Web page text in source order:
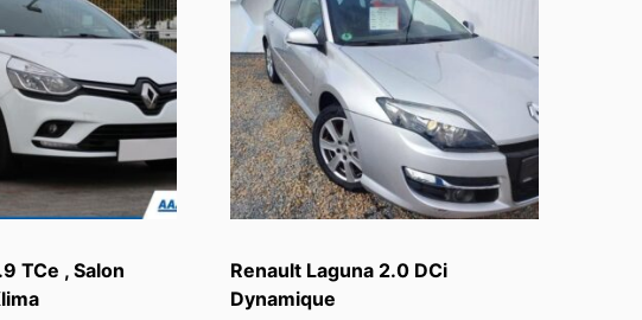
TCe , Salon
Renault Laguna 2.0 DCi
Dynamique